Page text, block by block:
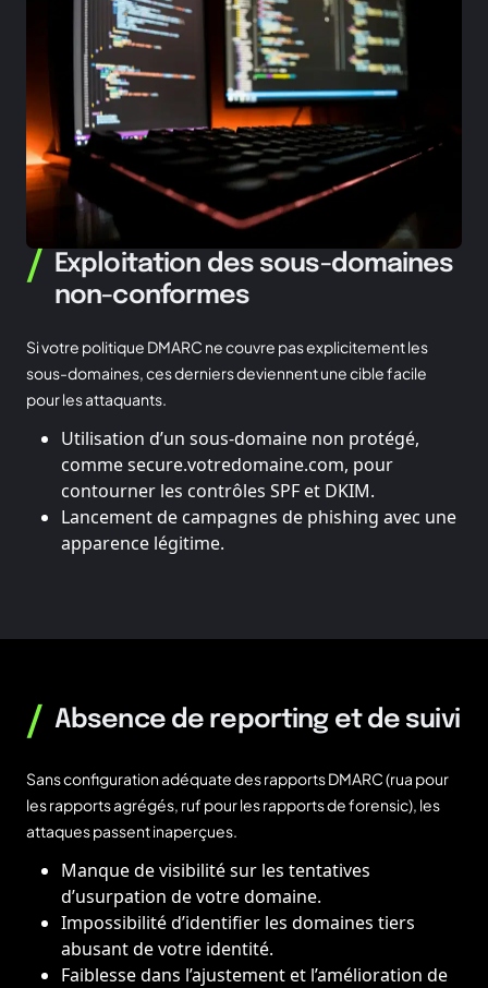
/ Exploitation des sous-domaines
non-conformes
Si votre politique DMARC ne couvre pas explicitement les
sous-domaines, ces derniers deviennent une cible facile
pour les attaquants.
Utilisation d’un sous-domaine non protégé,
comme secure.votredomaine.com, pour
contourner les contrôles SPF et DKIM.
Lancement de campagnes de phishing avec une
apparence légitime.
/ Absence de reporting et de suivi
Sans configuration adéquate des rapports DMARC (rua pour
les rapports agrégés, ruf pour les rapports de forensic), les
attaques passent inaperçues.
Manque de visibilité sur les tentatives
d’usurpation de votre domaine.
Impossibilité d’identifier les domaines tiers
abusant de votre identité.
Faiblesse dans l’ajustement et l’amélioration de